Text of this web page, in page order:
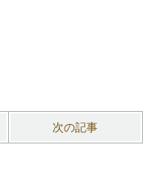
次の記事